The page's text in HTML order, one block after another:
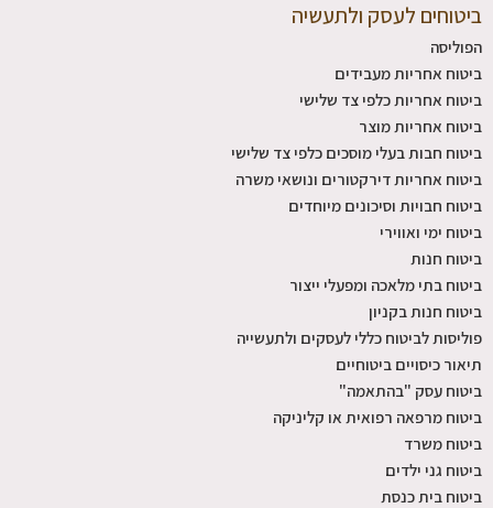
ביטוחים לעסק ולתעשיה
הפוליסה
ביטוח אחריות מעבידים
ביטוח אחריות כלפי צד שלישי
ביטוח אחריות מוצר
ביטוח חבות בעלי מוסכים כלפי צד שלישי
ביטוח אחריות דירקטורים ונושאי משרה
ביטוח חבויות וסיכונים מיוחדים
ביטוח ימי ואווירי
ביטוח חנות
ביטוח בתי מלאכה ומפעלי ייצור
ביטוח חנות בקניון
פוליסות לביטוח כללי לעסקים ולתעשייה
תיאור כיסויים ביטוחיים
ביטוח עסק "בהתאמה"
ביטוח מרפאה רפואית או קליניקה
ביטוח משרד
ביטוח גני ילדים
ביטוח בית כנסת